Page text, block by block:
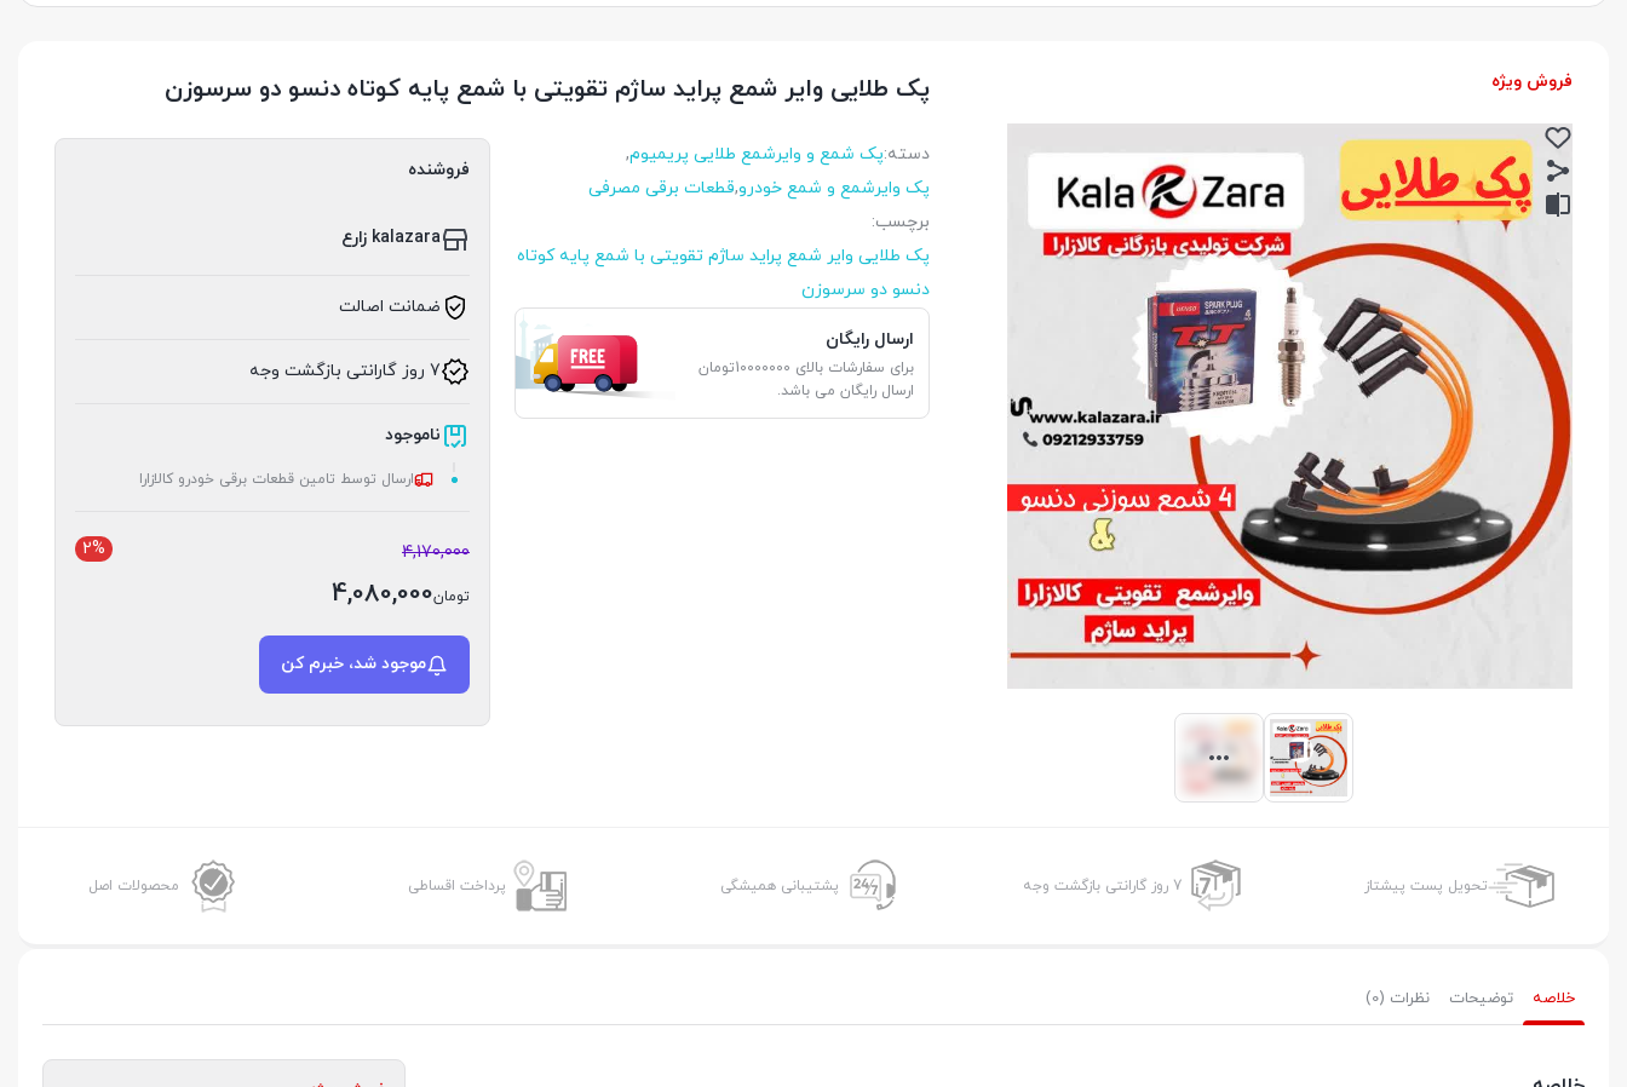
بستن بستن بستن بستن
فروش ویژه پک طلایی وایر شمع پراید ساژم تقویتی با شمع پایه کوتاه دنسو دو سرسوزن
دسته:پک شمع و وایرشمع طلایی پریمیوم,
پک وایرشمع و شمع خودرو,قطعات برقی مصرفی
برچسب:
پک طلایی وایر شمع پراید ساژم تقویتی با شمع پایه کوتاه
دنسو دو سرسوزن
ارسال رایگان
برای سفارشات بالای 10000000تومان
ارسال رایگان می باشد.
فروشنده
kalazara زارع
ضمانت اصالت
7 روز گارانتی بازگشت وجه
ناموجود
ارسال توسط تامین قطعات برقی خودرو کالازارا
2% 4,170,000
تومان4,080,000
موجود شد، خبرم کن
تحویل پست پیشتاز 7 روز گارانتی بازگشت وجه پشتیبانی همیشگی پرداخت اقساطی محصولات اصل
خلاصه توضیحات نظرات (0)